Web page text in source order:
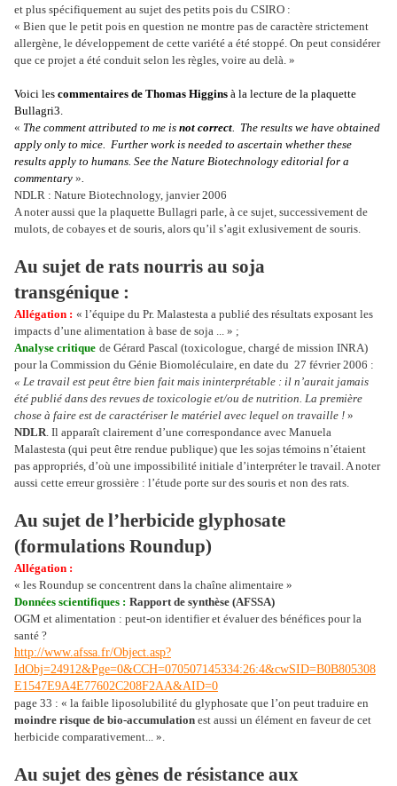
et plus spécifiquement au sujet des petits pois du CSIRO :
« Bien que le petit pois en question ne montre pas de caractère strictement
allergène, le développement de cette variété a été stoppé. On peut considérer
que ce projet a été conduit selon les règles, voire au delà. »
Voici les commentaires de Thomas Higgins à la lecture de la plaquette
Bullagri3.
« The comment attributed to me is not correct. The results we have obtained
apply only to mice. Further work is needed to ascertain whether these
results apply to humans. See the Nature Biotechnology editorial for a
commentary ».
NDLR : Nature Biotechnology, janvier 2006
A noter aussi que la plaquette Bullagri parle, à ce sujet, successivement de
mulots, de cobayes et de souris, alors qu’il s’agit exlusivement de souris.
Au sujet de rats nourris au soja
transgénique :
Allégation : « l’équipe du Pr. Malastesta a publié des résultats exposant les
impacts d’une alimentation à base de soja ... » ;
Analyse critique de Gérard Pascal (toxicologue, chargé de mission INRA)
pour la Commission du Génie Biomoléculaire, en date du 27 février 2006 :
« Le travail est peut être bien fait mais ininterprétable : il n’aurait jamais
été publié dans des revues de toxicologie et/ou de nutrition. La première
chose à faire est de caractériser le matériel avec lequel on travaille ! »
NDLR. Il apparaît clairement d’une correspondance avec Manuela
Malastesta (qui peut être rendue publique) que les sojas témoins n’étaient
pas appropriés, d’où une impossibilité initiale d’interpréter le travail. A noter
aussi cette erreur grossière : l’étude porte sur des souris et non des rats.
Au sujet de l’herbicide glyphosate
(formulations Roundup)
Allégation :
« les Roundup se concentrent dans la chaîne alimentaire »
Données scientifiques : Rapport de synthèse (AFSSA)
OGM et alimentation : peut-on identifier et évaluer des bénéfices pour la
santé ?
http://www.afssa.fr/Object.asp?
IdObj=24912&Pge=0&CCH=070507145334:26:4&cwSID=B0B805308
E1547E9A4E77602C208F2AA&AID=0
page 33 : « la faible liposolubilité du glyphosate que l’on peut traduire en
moindre risque de bio-accumulation est aussi un élément en faveur de cet
herbicide comparativement... ».
Au sujet des gènes de résistance aux